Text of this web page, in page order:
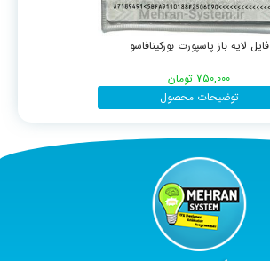
فایل لایه باز پاسپورت بورکینافاسو
750,000 تومان
توضیحات محصول